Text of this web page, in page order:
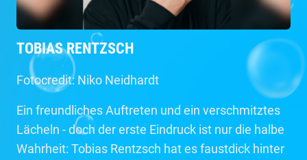
TOBIAS RENTZSCH
Fotocredit: Niko Neidhardt
Ein freundliches Auftreten und ein verschmitztes
Lächeln - doch der erste Eindruck ist nur die halbe
Wahrheit: Tobias Rentzsch hat es faustdick hinter